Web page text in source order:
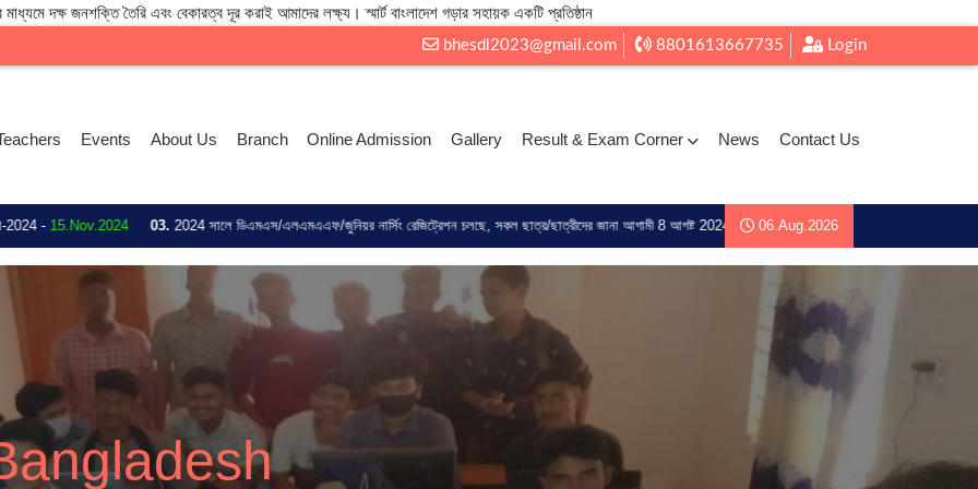
দক্ষ জনশক্তি তৈরি এবং বেকারত্ব দূর করাই আমাদের লক্ষ্য। স্মার্ট বাংলাদেশ গড়ার সহায়ক একটি প্রতিষ্ঠান
bhesdl2023@gmail.com 8801613667735 Login
Events About Us Branch Online Admission Gallery Result & Exam Corner News Contact Us
03.2024 সালে ডিএমএস/এলএমএএফ/জুনিয়র নার্সিং রেজিট্রেশন চলছে, সকল ছাত্র/ছাত্রীদের জানা আগামী 8 আগষ্ট 2024 ইং মধ্য রেজিট্রেশন জন্য আদেশ করা হচ্ছে ্ 1.ছবি 2. ভোটার আইডি
06.Aug.2026